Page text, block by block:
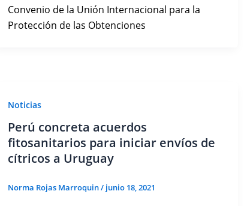
Convenio de la Unión Internacional para la
Protección de las Obtenciones
Noticias
Perú concreta acuerdos
fitosanitarios para iniciar envíos de
cítricos a Uruguay
Norma Rojas Marroquin/ junio 18, 2021